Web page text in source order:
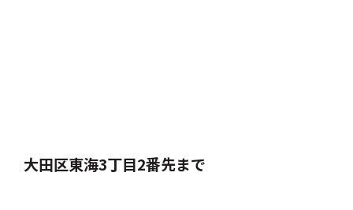
大田区東海3丁目2番先まで